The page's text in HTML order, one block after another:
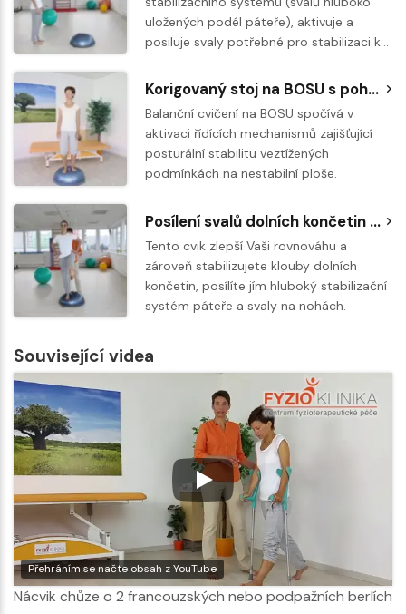
uložených podél páteře), aktivuje a
posiluje svaly potřebné pro stabilizaci k…
Korigovaný stoj na BOSU s pohyby horními končetinami
Balanční cvičení na BOSU spočívá v
aktivaci řídících mechanismů zajišťující
posturální stabilitu veztížených
podmínkách na nestabilní ploše.
Posílení svalů dolních končetin a stabilizace ve stoji na BOSU
Tento cvik zlepší Vaši rovnováhu a
zároveň stabilizujete klouby dolních
končetin, posílíte jím hluboký stabilizační
systém páteře a svaly na nohách.
Související videa
Přehráním se načte obsah z YouTube
Nácvik chůze o 2 francouzských nebo podpažních berlích